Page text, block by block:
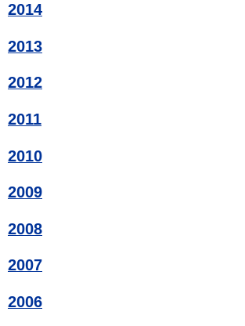
2014
2013
2012
2011
2010
2009
2008
2007
2006